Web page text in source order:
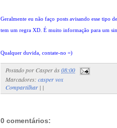
Geralmente eu não faço posts avisando esse tipo
tem um regra XD. É muito informação para um
Qualquer duvida, contate-no =)
Postado por Casperàs08:00
Marcadores: casper vox
Compartilhar | |
0 comentários: